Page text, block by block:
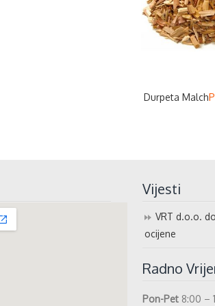
Durpeta Malch
Vijesti
VRT d.o.o.
ocijene
Radno
Pon-Pet 8:00 –